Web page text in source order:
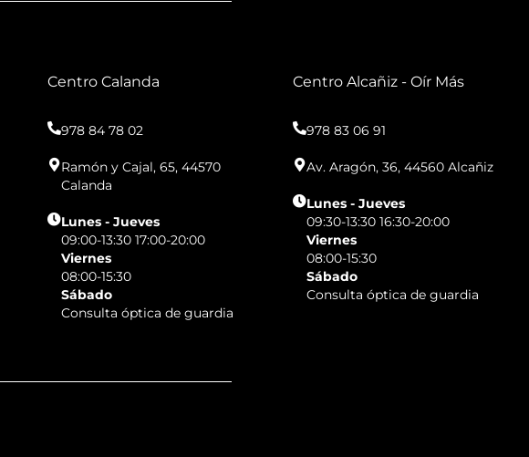
Centro Calanda
978 84 78 02
Ramón y Cajal, 65, 44570
Calanda
Lunes - Jueves
09:00-13:30 17:00-20:00
Viernes
08:00-15:30
Sábado
Consulta óptica de guardia
Centro Alcañiz - Oír Más
978 83 06 91
Av. Aragón, 36, 44560 Alcañiz
Lunes - Jueves
09:30-13:30 16:30-20:00
Viernes
08:00-15:30
Sábado
Consulta óptica de guardia